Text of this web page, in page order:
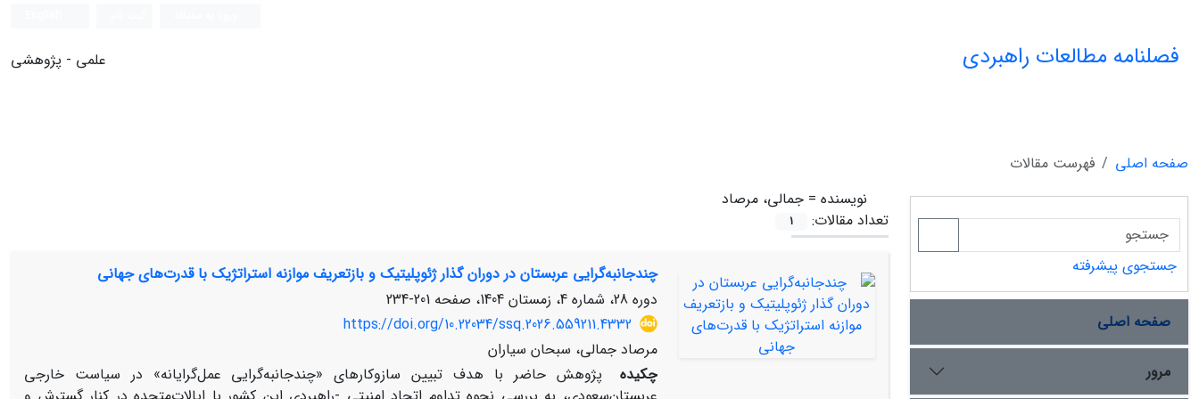
فصلنامه مطالعات راهبردی علمی - پژوهشی
صفحه اصلی
فهرست مقالات
نویسنده = جمالی، مرصاد
تعداد مقالات:
1
چندجانبه‌گرایی عربستان در دوران گذار ژئوپلیتیک و بازتعریف موازنه استراتژیک با قدرت‌های جهانی
دوره 28، شماره 4، زمستان 1404، صفحه
201-234
https://doi.org/10.22034/ssq.2026.559211.4332
مرصاد جمالی، سبحان سیاران
چکیده
پژوهش حاضر با هدف تبیین سازوکارهای «چندجانبه‌گرایی عمل‌گرایانه» در سیاست خارجی
جستجوی پیشرفته
صفحه اصلی
مرور